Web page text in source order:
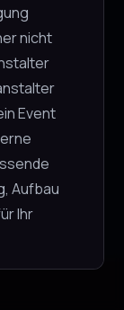
nicht
Event
Aufbau
Ihr